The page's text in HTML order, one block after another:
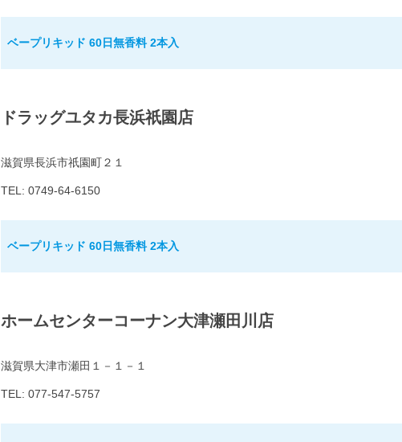
ベープリキッド 60日無香料 2本入
ドラッグユタカ長浜祇園店
滋賀県長浜市祇園町２１
TEL: 0749-64-6150
ベープリキッド 60日無香料 2本入
ホームセンターコーナン大津瀬田川店
滋賀県大津市瀬田１－１－１
TEL: 077-547-5757